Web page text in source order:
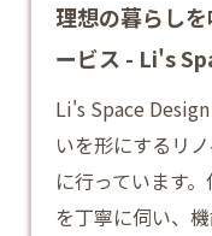
理想の暮らし
ービス - Li's
Li's Space
いを形にするリ
に行っています
を丁寧に伺い、